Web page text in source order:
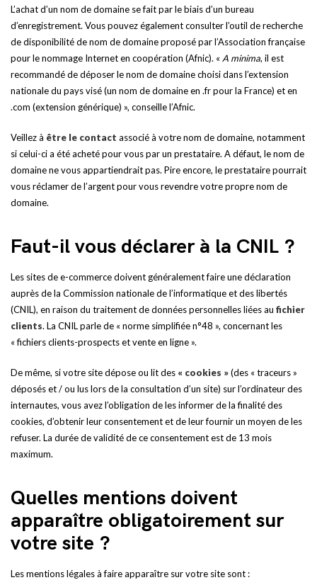
L’achat d’un nom de domaine se fait par le biais d’un bureau
d’enregistrement. Vous pouvez également consulter l’outil de recherche
de disponibilité de nom de domaine proposé par l’Association française
pour le nommage Internet en coopération (Afnic). « A minima, il est
recommandé de déposer le nom de domaine choisi dans l’extension
nationale du pays visé (un nom de domaine en .fr pour la France) et en
.com (extension générique) », conseille l’Afnic.
Veillez à être le contact associé à votre nom de domaine, notamment
si celui-ci a été acheté pour vous par un prestataire. A défaut, le nom de
domaine ne vous appartiendrait pas. Pire encore, le prestataire pourrait
vous réclamer de l’argent pour vous revendre votre propre nom de
domaine.
Faut-il vous déclarer à la CNIL ?
Les sites de e-commerce doivent généralement faire une déclaration
auprès de la Commission nationale de l’informatique et des libertés
(CNIL), en raison du traitement de données personnelles liées au fichier
clients. La CNIL parle de « norme simplifiée n°48 », concernant les
« fichiers clients-prospects et vente en ligne ».
De même, si votre site dépose ou lit des « cookies »(des « traceurs »
déposés et / ou lus lors de la consultation d’un site) sur l’ordinateur des
internautes, vous avez l’obligation de les informer de la finalité des
cookies, d’obtenir leur consentement et de leur fournir un moyen de les
refuser. La durée de validité de ce consentement est de 13 mois
maximum.
Quelles mentions doivent
apparaître obligatoirement sur
votre site ?
Les mentions légales à faire apparaître sur votre site sont :